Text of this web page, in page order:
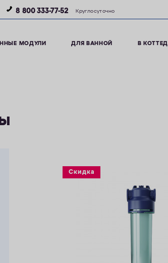
8 800 333-77-52 Круглосуточно
МОДУЛИ ДЛЯ ВАННОЙ В
Скидка